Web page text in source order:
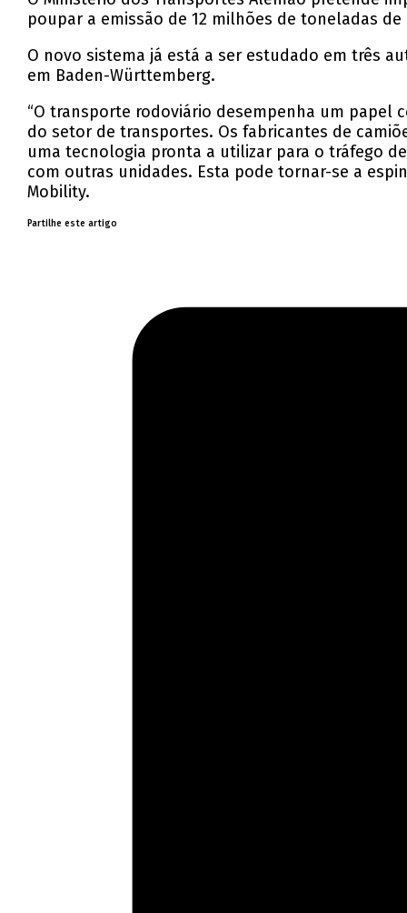
poupar a emissão de 12 milhões de toneladas
O novo sistema já está a ser estudado em três
em Baden-Württemberg.
“O transporte rodoviário desempenha um papel
do setor de transportes. Os fabricantes de
uma tecnologia pronta a utilizar para o tráfego
com outras unidades. Esta pode tornar-se a
Mobility.
Partilhe este artigo